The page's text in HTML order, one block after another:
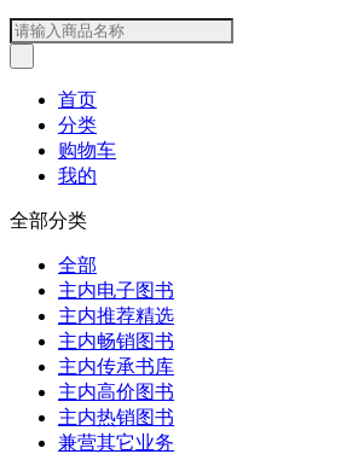
首页
分类
购物车
我的
全部分类
全部
主内电子图书
主内推荐精选
主内畅销图书
主内传承书库
主内高价图书
主内热销图书
兼营其它业务